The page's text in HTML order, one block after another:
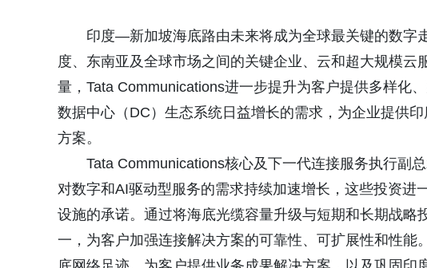
印度—新加坡海底路由未来将成为全球最关键的数字
度、东南亚及全球市场之间的关键企业、云和超大规模
量，Tata Communications进一步提升为客户提供多样化
数据中心（DC）生态系统日益增长的需求，为企业提供
方案。
Tata Communications核心及下一代连接服务执行副
对数字和AI驱动型服务的需求持续加速增长，这些投资进
设施的承诺。通过将海底光缆容量升级与短期和长期战略
一，为客户加强连接解决方案的可靠性、可扩展性和性能